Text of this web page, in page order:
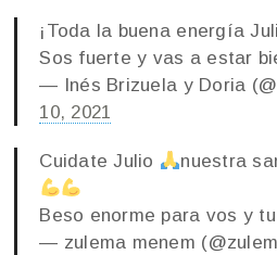
¡Toda la buena energía
Sos fuerte y vas a estar
— Inés Brizuela y Doria
10, 2021
Cuidate Julio nuestra
Beso enorme para vos y
— zulema menem